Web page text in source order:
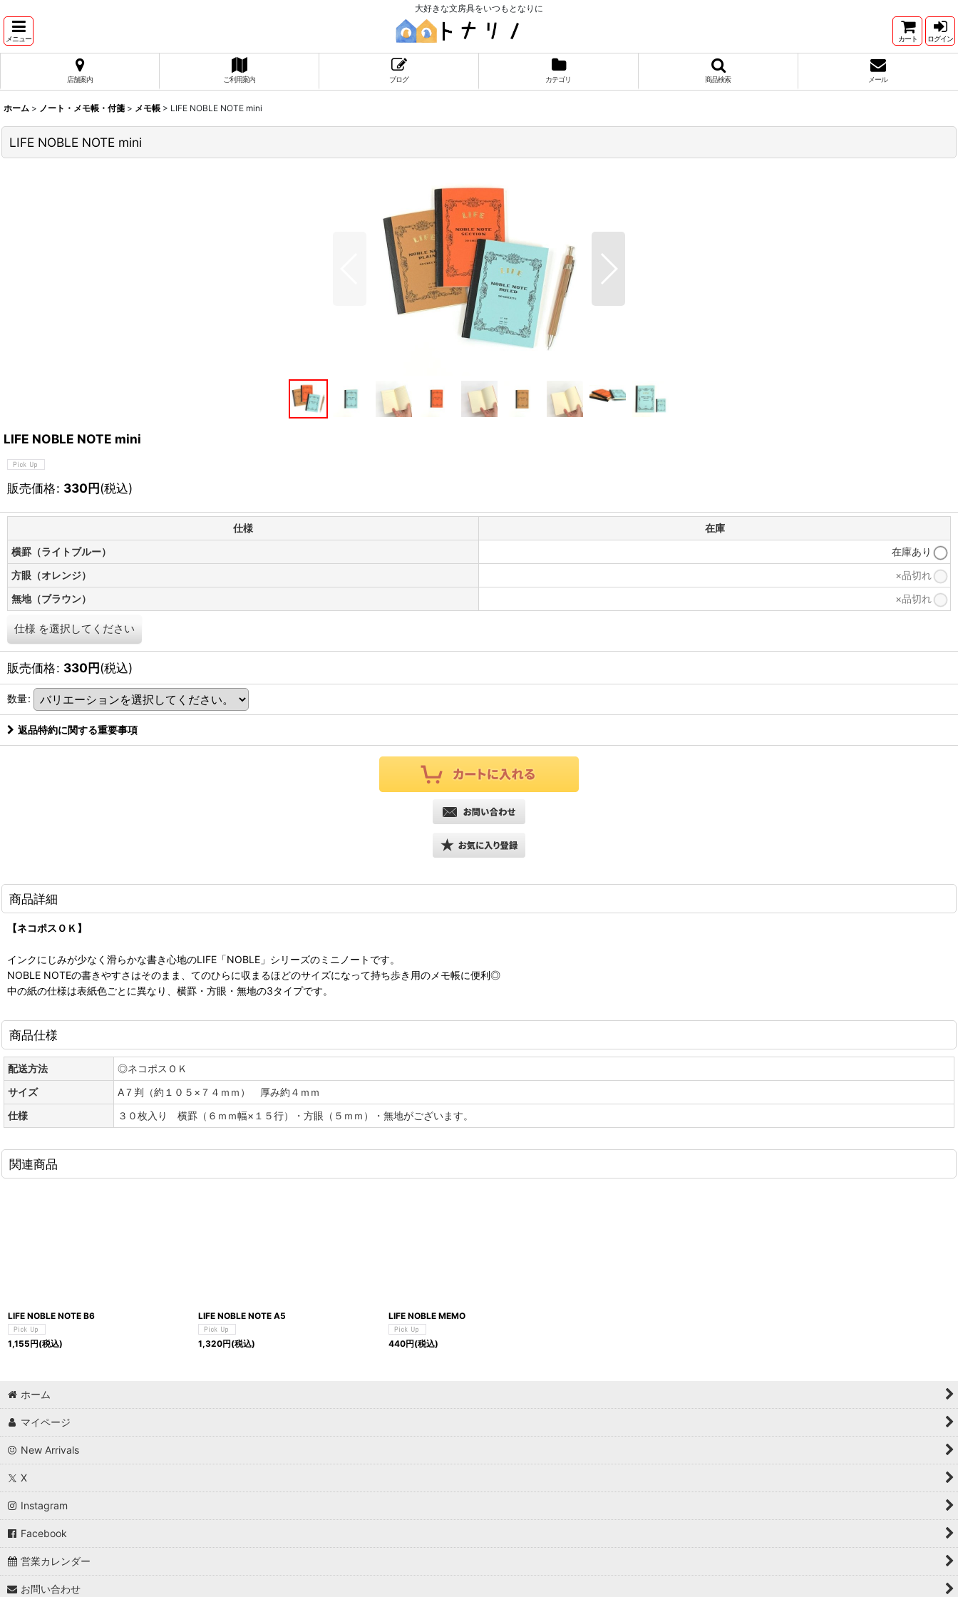
大好きな文房具をいつもとなりに
メニュー カート ログイン
店舗案内 ご利用案内 ブログ カテゴリ 商品検索 メール
ホーム > ノート・メモ帳・付箋 > メモ帳 > LIFE NOBLE NOTE mini
LIFE NOBLE NOTE mini
LIFE NOBLE NOTE mini
販売価格: 330円(税込)
仕様
在庫
横罫（ライトブルー）
在庫あり
方眼（オレンジ）
×品切れ
無地（ブラウン）
×品切れ
仕様 を選択してください
販売価格: 330円(税込)
数量:
返品特約に関する重要事項
商品詳細
【ネコポスＯＫ】
インクにじみが少なく滑らかな書き心地のLIFE「NOBLE」シリーズのミニノートです。
NOBLE NOTEの書きやすさはそのまま、てのひらに収まるほどのサイズになって持ち歩き用のメモ帳に便利◎
中の紙の仕様は表紙色ごとに異なり、横罫・方眼・無地の3タイプです。
商品仕様
配送方法
◎ネコポスＯＫ
サイズ
A７判（約１０５×７４ｍｍ） 厚み約４ｍｍ
仕様
３０枚入り 横罫（６ｍｍ幅×１５行）・方眼（５ｍｍ）・無地がございます。
関連商品
LIFE NOBLE NOTE B6
1,155円(税込)
LIFE NOBLE NOTE A5
1,320円(税込)
LIFE NOBLE MEMO
440円(税込)
ホーム
マイページ
New Arrivals
X
Instagram
Facebook
営業カレンダー
お問い合わせ